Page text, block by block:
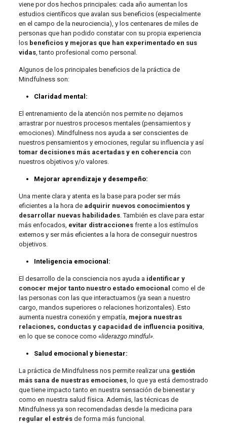
viene por dos hechos principales: cada año aumentan los
estudios científicos que avalan sus beneficios (especialmente
en el campo de la neurociencia), y los centenares de miles de
personas que han podido constatar con su propia experiencia
los beneficios y mejoras que han experimentado en sus
vidas, tanto profesional como personal.
Algunos de los principales beneficios de la práctica de
Mindfulness son:
Claridad mental:
El entrenamiento de la atención nos permite no dejarnos
arrastrar por nuestros procesos mentales (pensamientos y
emociones). Mindfulness nos ayuda a ser conscientes de
nuestros pensamientos y emociones, regular su influencia y así
tomar decisiones más acertadas y en coherencia con
nuestros objetivos y/o valores.
Mejorar aprendizaje y desempeño:
Una mente clara y atenta es la base para poder ser más
eficientes a la hora de adquirir nuevos conocimientos y
desarrollar nuevas habilidades. También es clave para estar
más enfocados, evitar distraccionesfrente a los estímulos
externos y ser más eficientes a la hora de conseguir nuestros
objetivos.
Inteligencia emocional:
El desarrollo de la consciencia nos ayuda a identificar y
conocer mejor tanto nuestro estado emocional como el de
las personas con las que interactuamos (ya sean a nuestro
cargo, mandos superiores o relaciones horizontales). Esto
aumenta nuestra conexión y empatía, mejora nuestras
relaciones, conductas y capacidad de influencia positiva,
en lo que se conoce como «liderazgo mindful».
Salud emocional y bienestar:
La práctica de Mindfulness nos permite realizar una gestión
más sana de nuestras emociones, lo que ya está demostrado
que tiene impacto tanto en nuestra sensación de bienestar y
como en nuestra salud física. Además, las técnicas de
Mindfulness ya son recomendadas desde la medicina para
regular el estrésde forma más funcional.